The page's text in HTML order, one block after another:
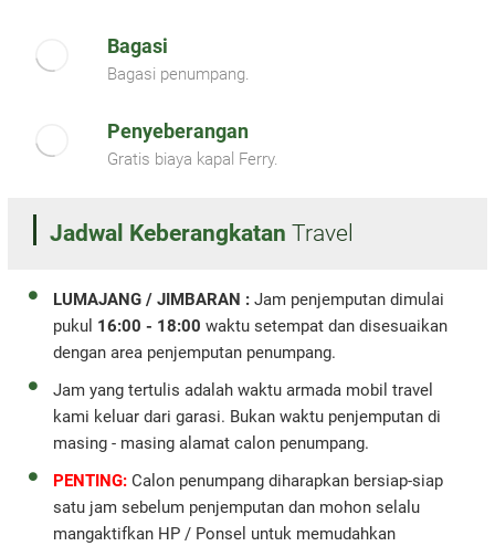
Bagasi
Bagasi penumpang.
Penyeberangan
Gratis biaya kapal Ferry.
Jadwal Keberangkatan Travel
LUMAJANG / JIMBARAN : Jam penjemputan dimulai
pukul 16:00 - 18:00 waktu setempat dan disesuaikan
dengan area penjemputan penumpang.
Jam yang tertulis adalah waktu armada mobil travel
kami keluar dari garasi. Bukan waktu penjemputan di
masing - masing alamat calon penumpang.
PENTING: Calon penumpang diharapkan bersiap-siap
satu jam sebelum penjemputan dan mohon selalu
mangaktifkan HP / Ponsel untuk memudahkan